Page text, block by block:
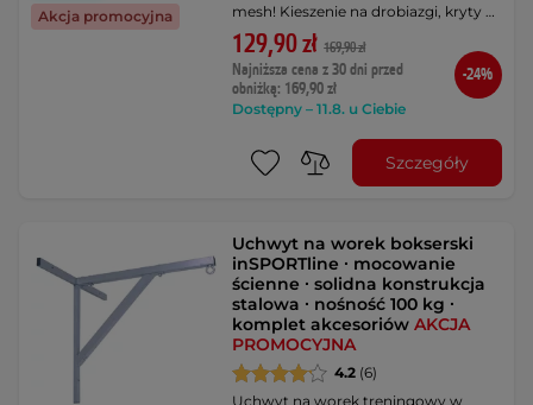
Akcja promocyjna
mesh! Kieszenie na drobiazgi, kryty …
129,90 zł 169,90 zł
Najniższa cena z 30 dni przed
obniżką: 169,90 zł
Dostępny – 11.8. u Ciebie
-24%
Szczegóły
Uchwyt na worek bokserski
inSPORTline ∙ mocowanie
ścienne ∙ solidna konstrukcja
stalowa ∙ nośność 100 kg ∙
komplet akcesoriówAKCJA
PROMOCYJNA
4.2 (6)
Uchwyt na worek treningowy w